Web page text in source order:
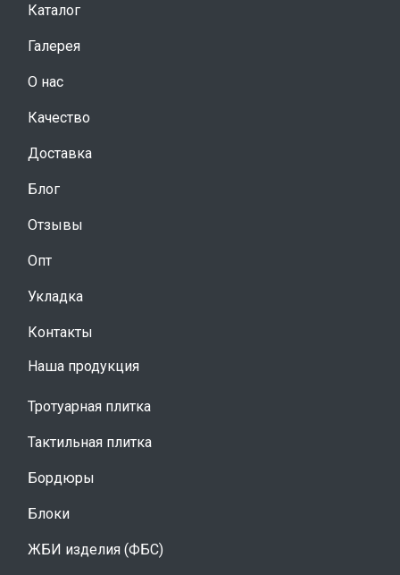
Каталог
Галерея
О нас
Качество
Доставка
Блог
Отзывы
Опт
Укладка
Контакты
Наша продукция
Тротуарная плитка
Тактильная плитка
Бордюры
Блоки
ЖБИ изделия (ФБС)